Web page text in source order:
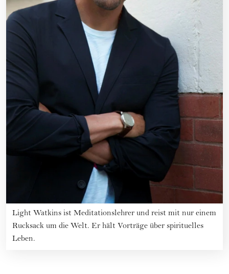
Light Watkins ist Meditationslehrer und reist mit nur einem
Rucksack um die Welt. Er hält Vorträge über spirituelles
Leben.